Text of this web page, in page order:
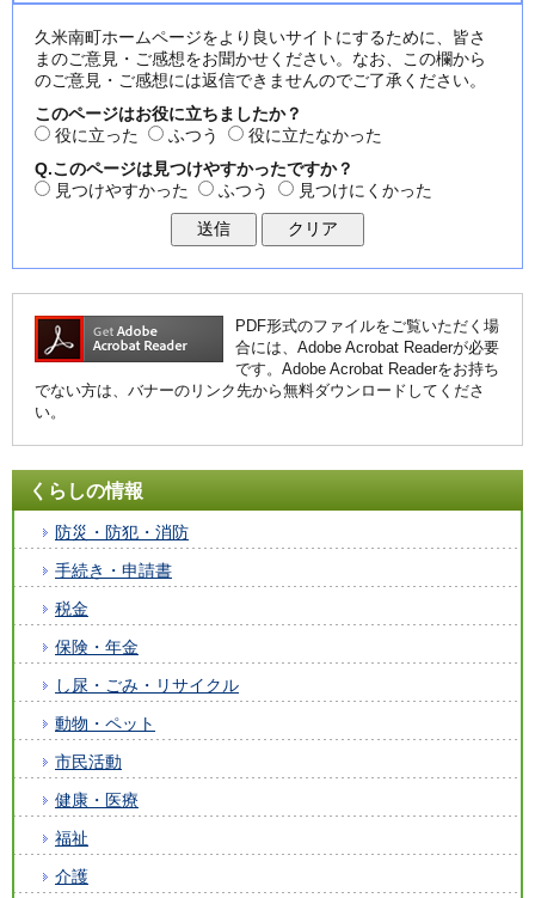
久米南町ホームページをより良いサイトにするために、皆さ
まのご意見・ご感想をお聞かせください。なお、この欄から
のご意見・ご感想には返信できませんのでご了承ください。
このページはお役に立ちましたか？
役に立った
ふつう
役に立たなかった
Q.このページは見つけやすかったですか？
見つけやすかった
ふつう 見つけにくかった
PDF形式のファイルをご覧いただく場
合には、Adobe Acrobat Readerが必要
です。Adobe Acrobat Readerをお持ち
でない方は、バナーのリンク先から無料ダウンロードしてくださ
い。
くらしの情報
防災・防犯・消防
手続き・申請書
税金
保険・年金
し尿・ごみ・リサイクル
動物・ペット
市民活動
健康・医療
福祉
介護